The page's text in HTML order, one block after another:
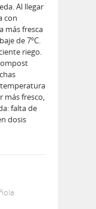
Al llegar
con
más fresca
de 7ºC.
riego.
más fresco,
falta de
dosis